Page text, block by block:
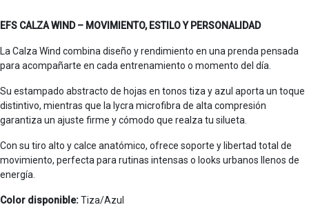
EFS CALZA WIND – MOVIMIENTO, ESTILO Y PERSONALIDAD
La Calza Wind combina diseño y rendimiento en una prenda pensada
para acompañarte en cada entrenamiento o momento del día.
Su estampado abstracto de hojas en tonos tiza y azul aporta un toque
distintivo, mientras que la lycra microfibra de alta compresión
garantiza un ajuste firme y cómodo que realza tu silueta.
Con su tiro alto y calce anatómico, ofrece soporte y libertad total de
movimiento, perfecta para rutinas intensas o looks urbanos llenos de
energía.
Color disponible:Tiza/Azul